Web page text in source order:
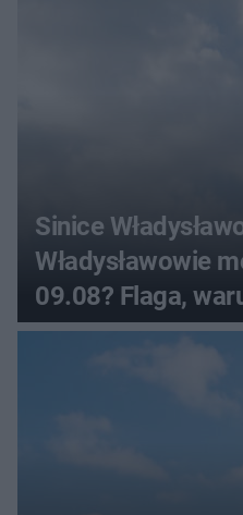
Sinice
Władysławowie
09.08? Flaga,